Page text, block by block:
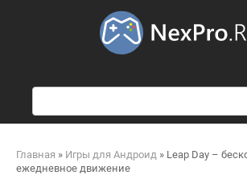
о
и
к
Главная » Игры для Андроид » Leap Day –
ежедневное движение